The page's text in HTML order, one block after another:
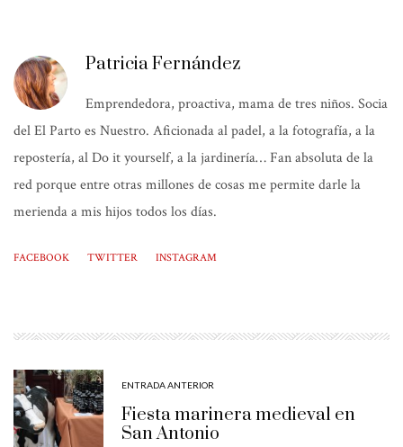
Patricia Fernández
Emprendedora, proactiva, mama de tres niños. Socia
del El Parto es Nuestro. Aficionada al padel, a la fotografía, a la
repostería, al Do it yourself, a la jardinería… Fan absoluta de la
red porque entre otras millones de cosas me permite darle la
merienda a mis hijos todos los días.
FACEBOOK TWITTER INSTAGRAM
ENTRADA ANTERIOR
Fiesta marinera medieval en
San Antonio